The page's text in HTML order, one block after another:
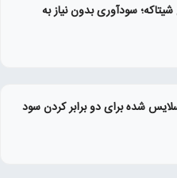
سودآوری بدون نیاز به
شده برای دو برابر کردن سود